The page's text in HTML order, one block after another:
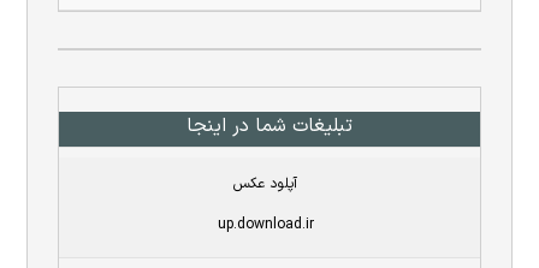
تبلیغات شما در اینجا
آپلود عکس
up.download.ir